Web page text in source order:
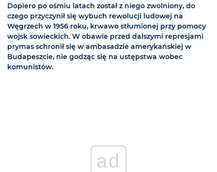
Dopiero po ośmiu latach został z niego zwolniony, do
czego przyczynił się wybuch rewolucji ludowej na
Węgrzech w 1956 roku, krwawo stłumionej przy pomocy
wojsk sowieckich. W obawie przed dalszymi represjami
prymas schronił się w ambasadzie amerykańskiej w
Budapeszcie, nie godząc się na ustępstwa wobec
komunistów.
ad